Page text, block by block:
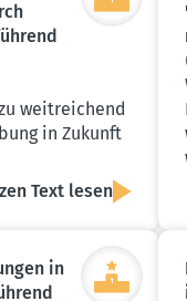
weitreichend
in Zukunft
Text lesen
in